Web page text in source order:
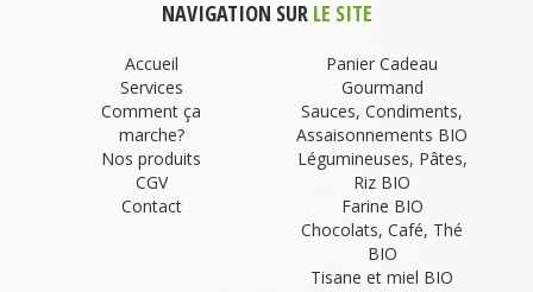
NAVIGATION SUR LE SITE
Accueil
Services
Comment ça
marche?
Nos produits
CGV
Contact
Panier Cadeau
Gourmand
Sauces, Condiments,
Assaisonnements BIO
Légumineuses, Pâtes,
Riz BIO
Farine BIO
Chocolats, Café, Thé
BIO
Tisane et miel BIO